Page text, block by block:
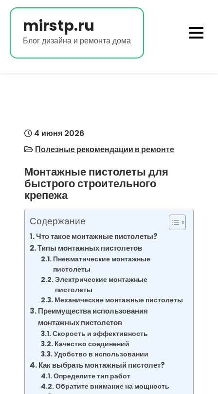
Перейти
содержимомуmirstp.ru
Блог дизайна и ремонта дома
4 июня 2026
Полезные рекомендации в ремонте
Монтажные пистолеты для
быстрого строительного
крепежа
Содержание
Что такое монтажные пистолеты?
Типы монтажных пистолетов
Пневматические монтажные
пистолеты
Электрические монтажные
пистолеты
Механические монтажные пистолеты
Преимущества использования
монтажных пистолетов
Скорость и эффективность
Качество соединений
Удобство в использовании
Как выбрать монтажный пистолет?
Определите тип работ
Обратите внимание на мощность